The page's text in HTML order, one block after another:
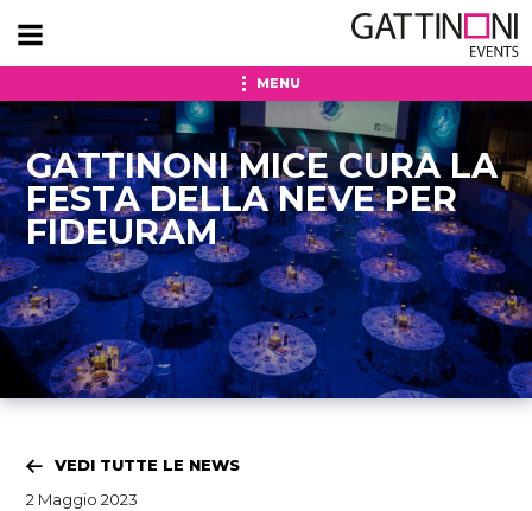
MENU
GATTINONI MICE CURA LA
FESTA DELLA NEVE PER
FIDEURAM
VEDI TUTTE LE NEWS
2 Maggio 2023